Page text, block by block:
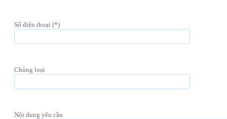
Số điện thoại (*)
Chủng loại
Nội dung yêu cầu